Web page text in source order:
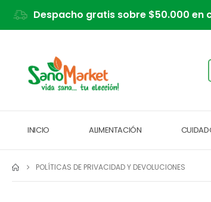
Despacho gratis sobre $50.000 en
INICIO ALIMENTACIÓN
POLÍTICAS DE PRIVACIDAD Y DEVOLUCIONES